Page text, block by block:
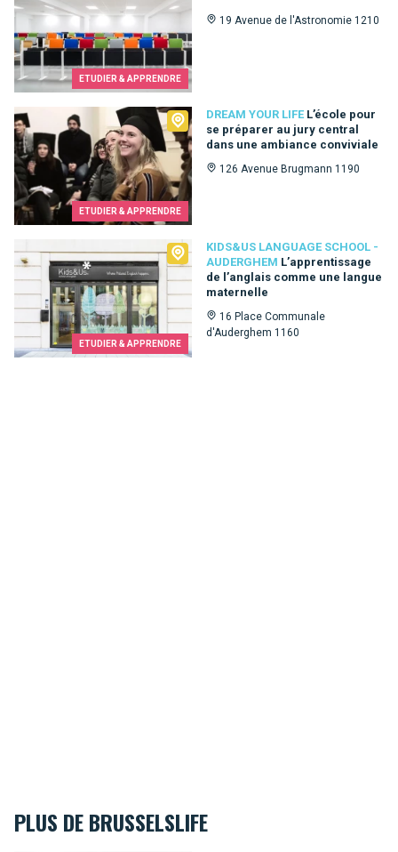
ETUDIER & APPRENDRE
19 Avenue de l'Astronomie 1210
ETUDIER & APPRENDRE
DREAM YOUR LIFE L’école pour
se préparer au jury central
dans une ambiance conviviale
126 Avenue Brugmann 1190
Dream Your Life
ETUDIER & APPRENDRE
KIDS&US LANGUAGE SCHOOL -
AUDERGHEM L’apprentissage
de l’anglais comme une langue
maternelle
16 Place Communale
d'Auderghem 1160
Kids&Us language school - Auderghem
PLUS DE BRUSSELSLIFE